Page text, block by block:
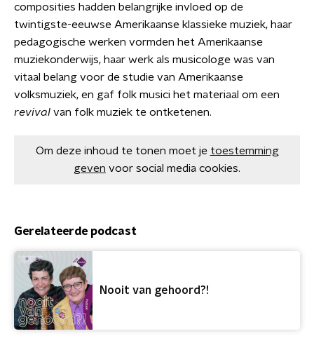
composities hadden belangrijke invloed op de
twintigste-eeuwse Amerikaanse klassieke muziek, haar
pedagogische werken vormden het Amerikaanse
muziekonderwijs, haar werk als musicologe was van
vitaal belang voor de studie van Amerikaanse
volksmuziek, en gaf folk musici het materiaal om een
revival van folk muziek te ontketenen.
Om deze inhoud te tonen moet je toestemming
geven voor social media cookies.
Gerelateerde podcast
Nooit van gehoord?!